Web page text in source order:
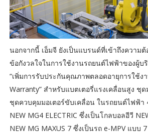
นอกจากนี้ เอ็มจี ยังเป็นแบรนด์ที่เข้าถึงความต้
ข้อกังวลใจในการใช้งานรถยนต์ไฟฟ้าของผู้บ
“เพิ่มการรับประกันคุณภาพตลอดอายุการใช้ง
Warranty” สำหรับแบตเตอรี่แรงเคลื่อนสูง ชุ
ชุดควบคุมมอเตอร์ขับเคลื่อน ในรถยนต์ไฟฟ้า
NEW MG4 ELECTRIC ซึ่งเป็นโกลบอลอีวี
NEW MG MAXUS 7 ซึ่งเป็นรถ e-MPV แบบ